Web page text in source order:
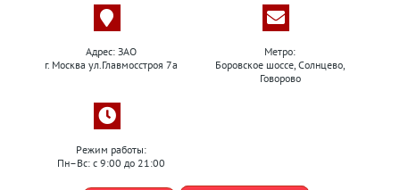
Адрес: ЗАО
г. Москва ул.Главмосстроя 7а
Метро:
Боровское шоссе, Солнцево,
Говорово
Режим работы:
Пн–Вс: с 9:00 до 21:00